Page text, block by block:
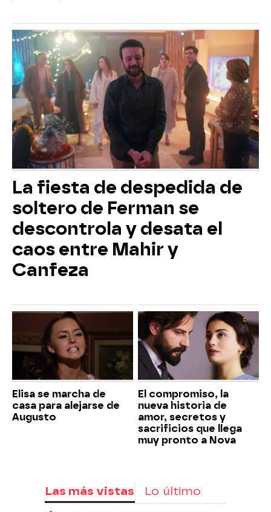
La fiesta de despedida de
soltero de Ferman se
descontrola y desata el
caos entre Mahir y
Canfeza
Elisa se marcha de
casa para alejarse de
Augusto
El compromiso, la
nueva historia de
amor, secretos y
sacrificios que llega
muy pronto a Nova
Las más vistas Lo último